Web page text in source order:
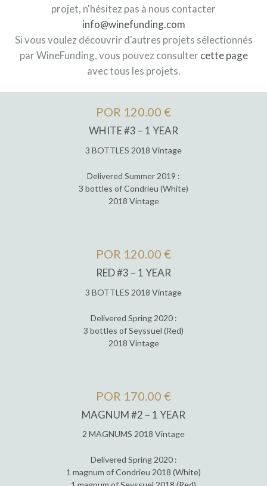
projet, n'hésitez pas à nous contacter
info@winefunding.com
Si vous voulez découvrir d'autres projets sélectionnés
par WineFunding, vous pouvez consulter cette page
avec tous les projets.
POR 120.00 €
WHITE #3 – 1 YEAR
3 BOTTLES 2018 Vintage
Delivered Summer 2019 :
3 bottles of Condrieu (White)
2018 Vintage
POR 120.00 €
RED #3 – 1 YEAR
3 BOTTLES 2018 Vintage
Delivered Spring 2020 :
3 bottles of Seyssuel (Red)
2018 Vintage
POR 170.00 €
MAGNUM #2 – 1 YEAR
2 MAGNUMS 2018 Vintage
Delivered Spring 2020 :
1 magnum of Condrieu 2018 (White)